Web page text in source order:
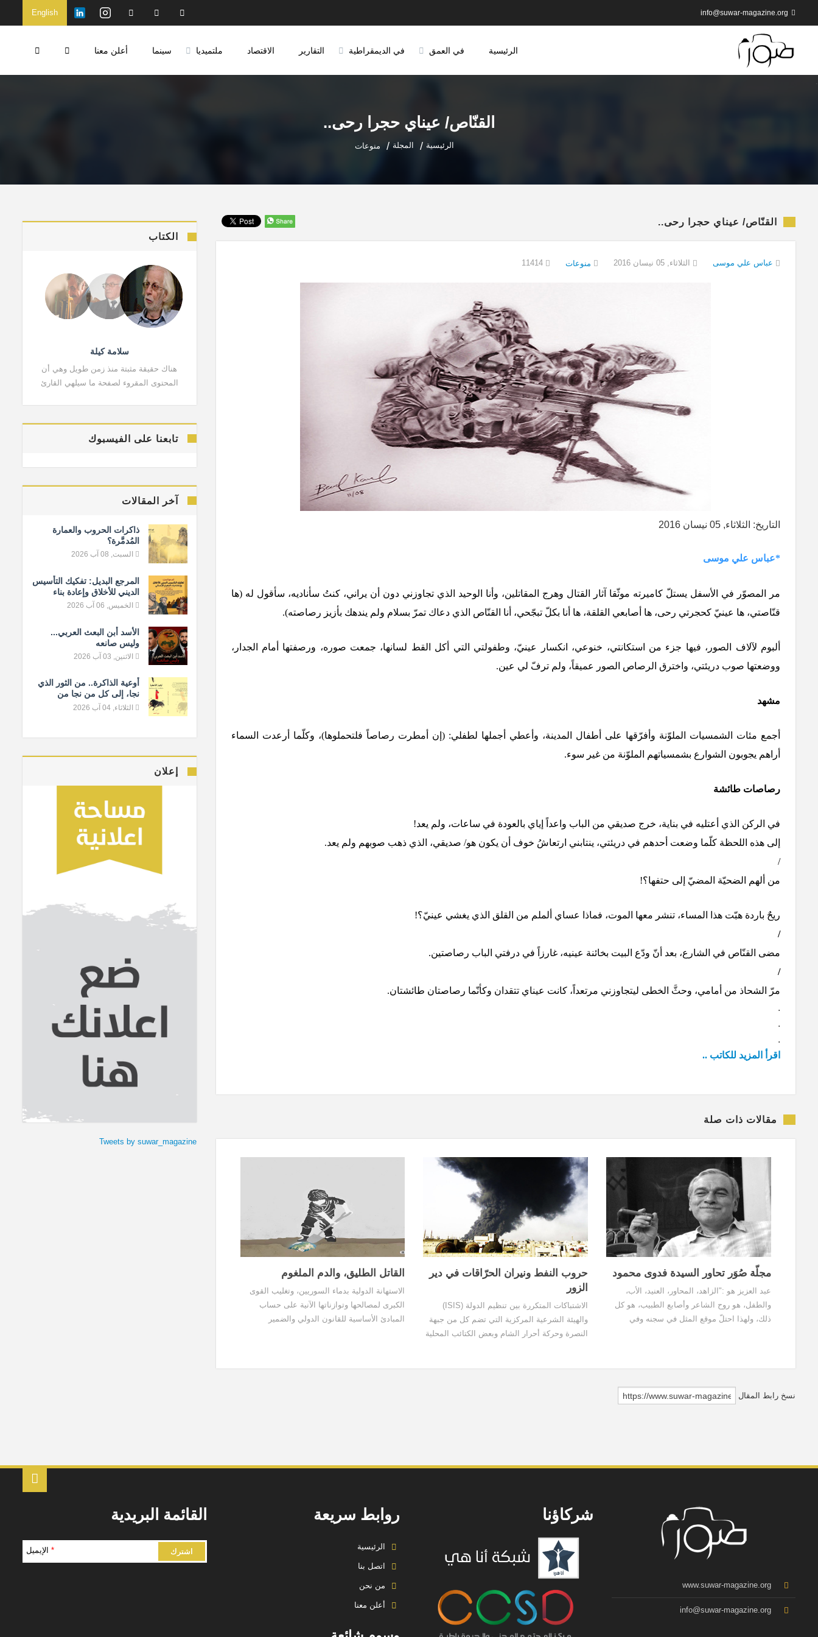
English info@suwar-magazine.org
الرئيسية في العمق في الديمقراطية التقارير الاقتصاد ملتميديا سينما أعلن معنا
القنّاص/ عيناي حجرا رحى..
الرئيسية المجلة منوعات
القنّاص/ عيناي حجرا رحى..
عباس علي موسى الثلاثاء, 05 نيسان 2016 منوعات
التاريخ: الثلاثاء, 05 نيسان 2016
*عباس علي موسى
مر المصوّر في الأسفل يستلّ كاميرته موثّقا آثار القتال وهرج المقاتلين، وأنا الوحيد الذي تجاوزني دون أن يراني، كنتُ سأناديه، سأقول له (ها
قنّاصتي، ها عينيّ كحجرتي رحى، ها أصابعي القلقة، ها أنا بكلّ تبجّحي، أنا القنّاص الذي دعاك تمرّ بسلام ولم يندهك بأزيز رصاصته).
ألبوم لآلاف الصور، فيها جزء من استكانتي، خنوعي، انكسار عينيّ، وطفولتي التي أكل القط لسانها، جمعت صوره، ورصفتها أمام الجدار،
ووضعتها صوب دريئتي، واخترق الرصاص الصور عميقاً، ولم ترفّ لي عين.
مشهد
أجمع مئات الشمسيات الملوّنة وأفرّقها على أطفال المدينة، وأعطي أجملها لطفلي: (إن أمطرت رصاصاً فلتحملوها)، وكلّما أرعدت السماء
أراهم يجوبون الشوارع بشمسياتهم الملوّنة من غير سوء.
رصاصات طائشة
في الركن الذي أعتليه في بناية، خرج صديقي من الباب واعداً إياي بالعودة في ساعات، ولم يعد!
إلى هذه اللحظة كلّما وضعت أحدهم في دريئتي، ينتابني ارتعاشُ خوف أن يكون هو/ صديقي، الذي ذهب صوبهم ولم يعد.
/
من ألهم الضحيّة المضيّ إلى حتفها؟!
ريحٌ باردة هبّت هذا المساء، تنشر معها الموت، فماذا عساي ألملم من القلق الذي يغشي عينيّ؟!
/
مضى القنّاص في الشارع، بعد أنّ ودّع البيت بخائنة عينيه، غارزاً في درفتي الباب رصاصتين.
/
مرّ الشحاذ من أمامي، وحثَّ الخطى ليتجاوزني مرتعداً، كانت عيناي تتقدان وكأنّما رصاصتان طائشتان.
.
.
.
اقرأ المزيد للكاتب ..
مقالات ذات صلة
مجلّة صُوَر تحاور السيدة فدوى محمود
عبد العزيز هو :"الزاهد، المحاور، العنيد، الأب،
والطفل، هو روح الشاعر وأصابع الطبيب، هو كل
ذلك، ولهذا احتلّ موقع المثل في سجنه وفي
نعم، هو عبد العزيز الخيّر.
حروب النفط ونيران الحرّاقات في دير
الزور
الاشتباكات المتكررة بين تنظيم الدولة (ISIS)
والهيئة الشرعية المركزية التي تضم كل من جبهة
النصرة وحركة أحرار الشام وبعض الكتائب المحلية
القاتل الطليق، والدم الملغوم
الاستهانة الدولية بدماء السوريين، وتغليب القوى
الكبرى لمصالحها وتوازناتها الآنية على حساب
المبادئ الأساسية للقانون الدولي والضمير
نسخ رابط المقال
الكتاب
سلامة كيلة
هناك حقيقة مثبتة منذ زمن طويل وهي أن
المحتوى المقروء لصفحة ما سيلهي القارئ
تابعنا على الفيسبوك
آخر المقالات
ذاكرات الحروب والعمارة
المُدمَّرة؟
السبت, 08 آب 2026
المرجع البديل: تفكيك التأسيس
الديني للأخلاق وإعادة بناء
المعيار الإنساني
الخميس, 06 آب 2026
الأسد أبن البعث العربي...
وليس صانعه
الاثنين, 03 آب 2026
أوعية الذاكرة.. من الثور الذي
نجا، إلى كل من نجا من
النسيان
الثلاثاء, 04 آب 2026
إعلان
Tweets by suwar_magazine
www.suwar-magazine.org
info@suwar-magazine.org
شركاؤنا روابط سريعة
الرئيسية
اتصل بنا
من نحن
أعلن معنا
القائمة البريدية
* الإيميل